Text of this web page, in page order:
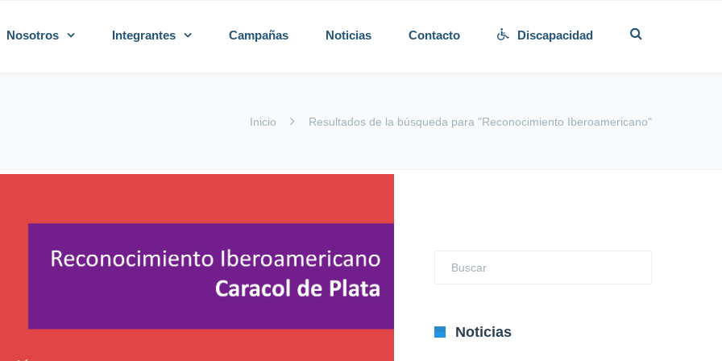
Nosotros Integrantes Campañas Noticias Contacto Discapacidad
Inicio Resultados de la búsqueda para "Reconocimiento Iberoamericano"
Noticias